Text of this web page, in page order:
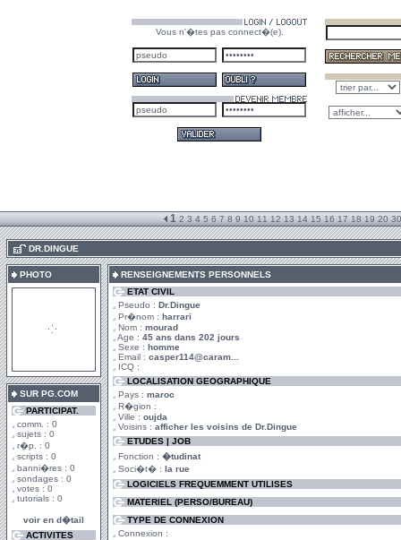
Vous n'�tes pas connect�(e).
1 2 3 4 5 6 7 8 9 10 11 12 13 14 15 16 17 18 19 20 30
DR.DINGUE
PHOTO
SUR PG.COM
PARTICIPAT.
comm. : 0
sujets : 0
r�p. : 0
scripts : 0
banni�res : 0
sondages : 0
votes : 0
tutorials : 0
voir en d�tail
ACTIVITES
RENSEIGNEMENTS PERSONNELS
ETAT CIVIL
Pseudo : Dr.Dingue
Pr�nom : harrari
Nom : mourad
Age : 45 ans dans 202 jours
Sexe : homme
Email : casper114@caram...
ICQ :
LOCALISATION GEOGRAPHIQUE
Pays : maroc
R�gion :
Ville : oujda
Voisins : afficher les voisins de Dr.Dingue
ETUDES | JOB
Fonction : �tudinat
Soci�t� : la rue
LOGICIELS FREQUEMMENT UTILISES
MATERIEL (PERSO/BUREAU)
TYPE DE CONNEXION
Connexion :